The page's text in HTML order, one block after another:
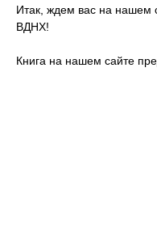
Итак, ждем вас на нашем
ВДНХ!
Книга на нашем сайте